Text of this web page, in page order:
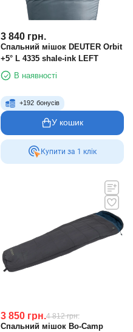
3 840 грн.
Спальний мішок DEUTER Orbit
+5° L 4335 shale-ink LEFT
В наявності
+192 бонусів
У кошик
Купити за 1 клiк
3 850 грн.4 812 грн.
Спальний мішок Bo-Camp